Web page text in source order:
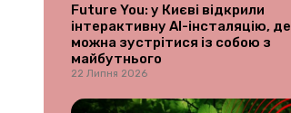
Future You: у Києві відкрили
інтерактивну AI-інсталяцію, де
можна зустрітися із собою з
майбутнього
22 Липня 2026